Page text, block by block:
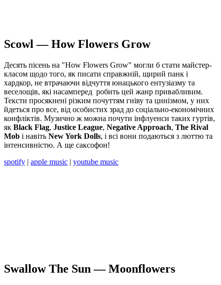
Scowl — How Flowers Grow
Десять пісень на "How Flowers Grow" могли б стати майстер-
класом щодо того, як писати справжній, щирий панк і
хардкор, не втрачаючи відчуття юнацького ентузіазму та
веселощів, які насамперед робить цей жанр привабливим.
Тексти просякнені різким почуттям гніву та цинізмом, у них
йдеться про все, від особистих зрад до соціально-економічних
конфліктів. Музично ж можна почути інфлуенси таких гуртів,
як Black Flag, Justice League, Negative Approach, The Rival
Mob і навіть New York Dolls, і всі вони подаються з люттю та
інтенсивністю. А ще саксофон!
spotify | apple music | youtube music
Swallow The Sun — Moonflowers